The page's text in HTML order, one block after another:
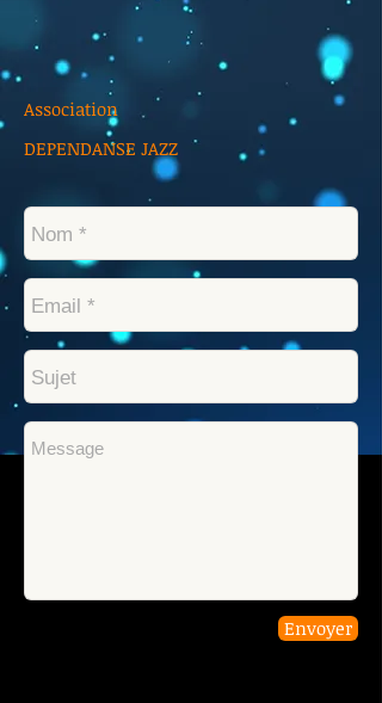
Association
DEPENDANSE JAZZ
Envoyer